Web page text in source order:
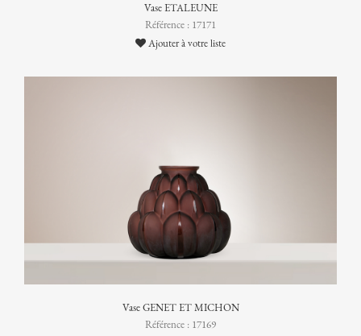
Vase ETALEUNE
Référence : 17171
Ajouter à votre liste
Vase GENET ET MICHON
Référence : 17169